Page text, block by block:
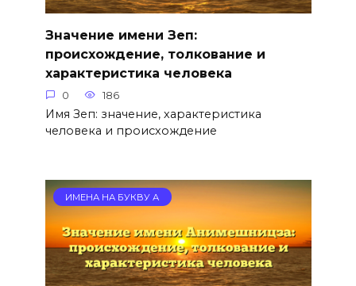
Значение имени Зеп:
происхождение, толкование и
характеристика человека
0 186
Имя Зеп: значение, характеристика
человека и происхождение
ИМЕНА НА БУКВУ А